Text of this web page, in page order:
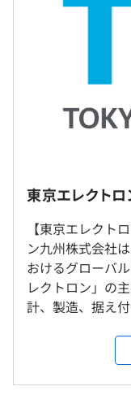
本社／合志事業所
勤務地最寄駅：豊
＜勤務地 2＞
大津事業所：熊本
勤務地最寄駅：JR
※上記熊本県内事
※原則熊本勤務で
在・転勤等により
その他固定手当：
※学士卒・熊本勤
※学士卒は基本給
（※想定年収は年収
〈フレックスタイ
▪️標準的な勤務時
▪️コアタイム／
東京エレクト
【東京エレクト
ン九州株式会社
おけるグローバ
レクトロン」の
計、製造、据え
装置向けに技術
もトップクラス
◎事業内容： 半